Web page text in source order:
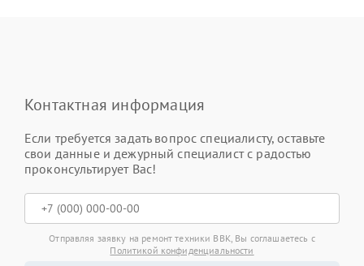
Контактная информация
Если требуется задать вопрос специалисту, оставьте
свои данные и дежурный специалист с радостью
проконсультирует Вас!
Отправляя заявку на ремонт техники BBK, Вы соглашаетесь с
Политикой конфиденциальности